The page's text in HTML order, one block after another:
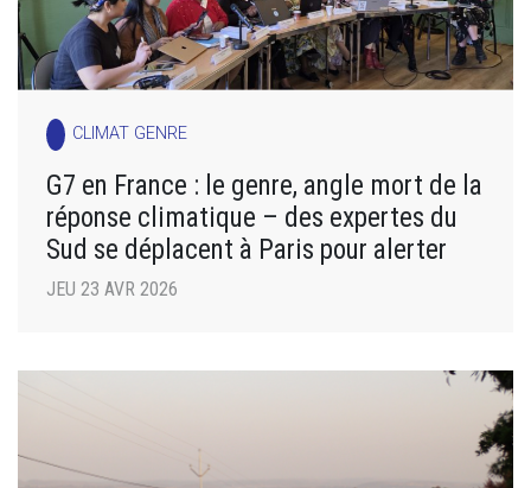
CLIMAT GENRE
G7 en France : le genre, angle mort de la
réponse climatique – des expertes du
Sud se déplacent à Paris pour alerter
JEU 23 AVR 2026